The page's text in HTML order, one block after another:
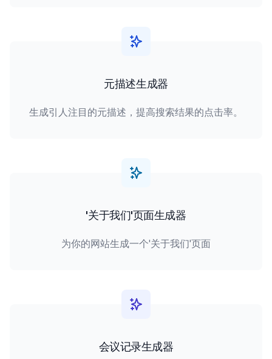
元描述生成器
生成引人注目的元描述，提高搜索结果的点击率。
'关于我们'页面生成器
为你的网站生成一个'关于我们'页面
会议记录生成器